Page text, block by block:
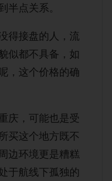
半点关系。
得接盘的人，流
似都不具备，如
，这个价格的确
庆，可能也是受
买这个地方既不
边环境更是糟糕
于航线下孤独的